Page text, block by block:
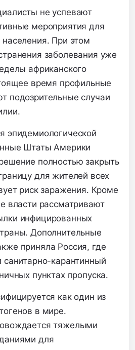
не успевают
мероприятия для
При этом
заболевания уже
африканского
время профильные
подозрительные случаи
эпидемиологической
Штаты Америки
полностью закрыть
для жителей всех
риск заражения. Кроме
власти рассматривают
инфицированных
Дополнительные
приняла Россия, где
санитарно-карантинный
пунктах пропуска.
как один из
в мире.
тяжелыми
для